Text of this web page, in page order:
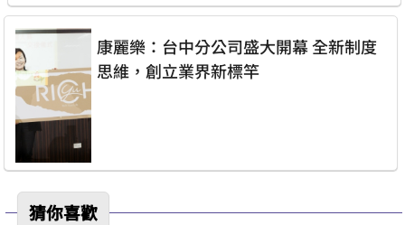
康麗樂：台中分公司盛大開幕 全新制度
思維，創立業界新標竿
猜你喜歡